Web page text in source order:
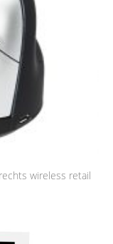
wireless retail